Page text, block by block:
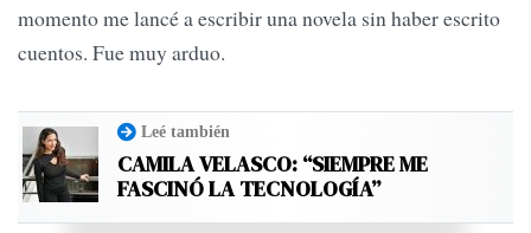
momento me lancé a escribir una novela sin haber escrito
cuentos. Fue muy arduo.
Leé también
CAMILA VELASCO: “SIEMPRE ME
FASCINÓ LA TECNOLOGÍA”